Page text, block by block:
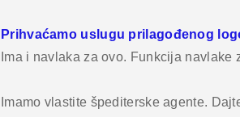
Prihvaćamo uslugu prilagođenog
Ima i navlaka za ovo. Funkcija
Imamo vlastite špediterske agente.